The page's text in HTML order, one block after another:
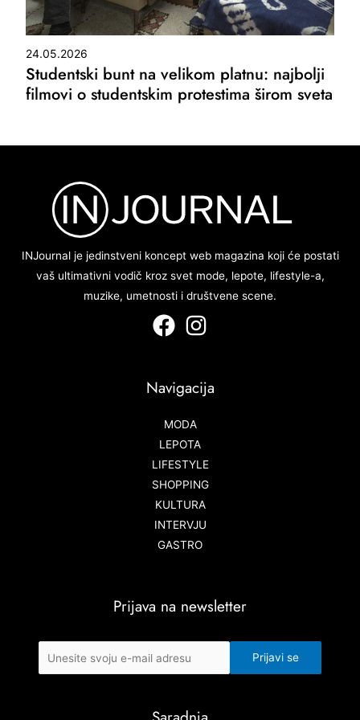
24.05.2026
Studentski bunt na velikom platnu: najbolji
filmovi o studentskim protestima širom sveta
INJournal je jedinstveni koncept web magazina koji će postati
vaš ultimativni vodič kroz svet mode, lepote, lifestyle-a,
muzike, umetnosti i društvene scene.
Navigacija
MODA
LEPOTA
LIFESTYLE
SHOPPING
KULTURA
INTERVJU
GASTRO
Prijava na newsletter